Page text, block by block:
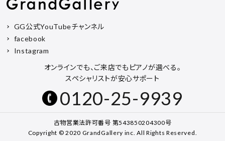
GG公式YouTubeチャンネル
facebook
Instagram
オンラインでも、ご来店でもピアノが選べる。
スペシャリストが安心サポート
0120-25-9939
古物営業法許可番号 第543850204300号
Copyright © 2020 GrandGallery inc. All Rights Reserved.